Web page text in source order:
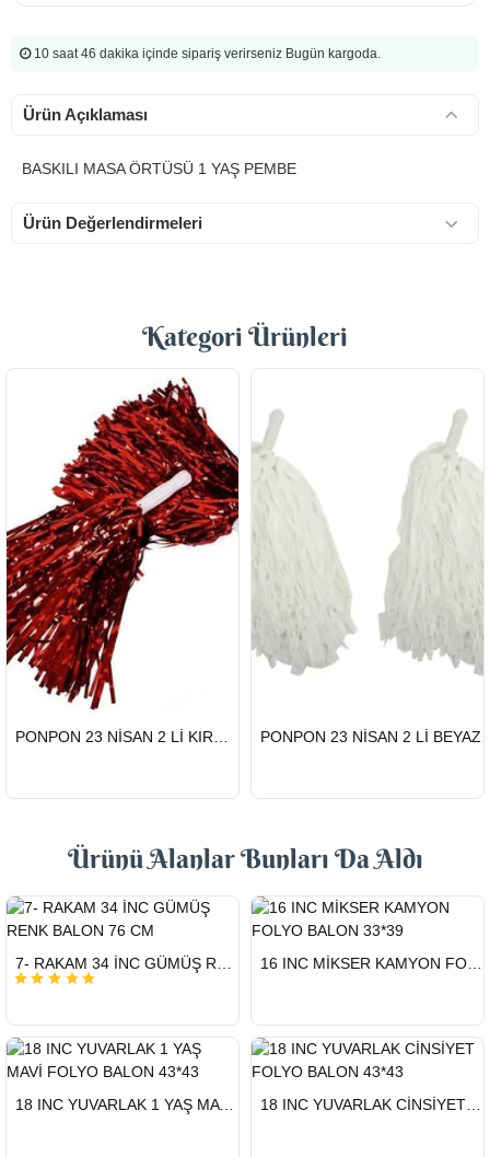
10 saat 46 dakika içinde sipariş verirseniz Bugün kargoda.
Ürün Açıklaması
BASKILI MASA ÖRTÜSÜ 1 YAŞ PEMBE
Ürün Değerlendirmeleri
Kategori Ürünleri
HIZLI
GÖNDERİ
PONPON 23 NİSAN 2 Lİ KIRMIZI
HIZLI
GÖNDERİ
PONPON 23 NİSAN 2 Lİ BEYAZ
Ürünü Alanlar Bunları Da Aldı
HIZLI
GÖNDERİ
7- RAKAM 34 İNC GÜMÜŞ RENK BALON 76 CM
HIZLI
GÖNDERİ
16 INC MİKSER KAMYON FOLYO BALON 33*39
HIZLI
GÖNDERİ
18 INC YUVARLAK 1 YAŞ MAVİ FOLYO BALON 43*43
HIZLI
GÖNDERİ
18 INC YUVARLAK CİNSİYET FOLYO BALON 43*43